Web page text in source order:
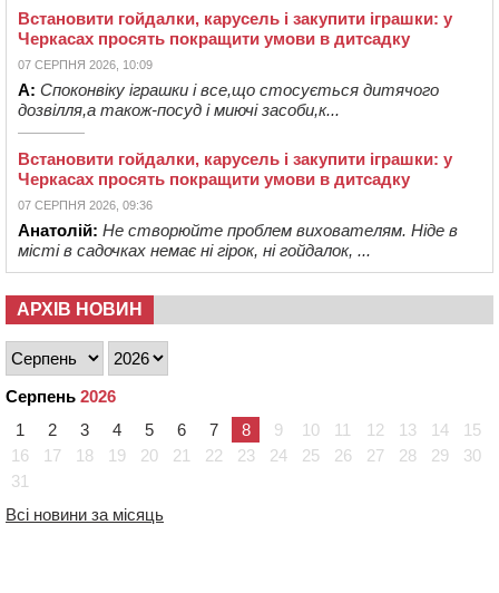
Встановити гойдалки, карусель і закупити іграшки: у
Черкасах просять покращити умови в дитсадку
07 СЕРПНЯ 2026, 10:09
А: Споконвіку іграшки і все,що стосується дитячого
дозвілля,а також-посуд і миючі засоби,к...
Встановити гойдалки, карусель і закупити іграшки: у
Черкасах просять покращити умови в дитсадку
07 СЕРПНЯ 2026, 09:36
Анатолій: Не створюйте проблем вихователям. Ніде в
місті в садочках немає ні гірок, ні гойдалок, ...
АРХІВ НОВИН
Серпень 2026
1
2 3 4 5 6 7 8 9 10 11 12 13 14
15
16
17 18 19 20 21 22 23 24 25 26 27 28 29
30
31
Всі новини за місяць